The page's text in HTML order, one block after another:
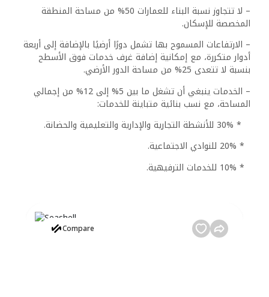
– لا تتجاوز نسبة البناء للعمارات 50% من مساحة المنطقة
المخصصة للإسكان.
– الارتفاعات المسموح بها تشمل دورًا أرضيًا بالإضافة إلى أربعة
أدوار متكررة، مع إمكانية إضافة غرف خدمات فوق الأسطح
بنسبة لا تتعدى 25% من مساحة الدور الأرضي.
– الخدمات ينبغي أن تشغل ما بين 5% إلى 12% من إجمالي
المساحة، مع نسب بنائية متباينة للخدمات:
* 30% للأنشطة التجارية والإدارية والتعليمية والحضانة.
* 20% للنوادي الاجتماعية.
* 10% للخدمات الترفيهية.